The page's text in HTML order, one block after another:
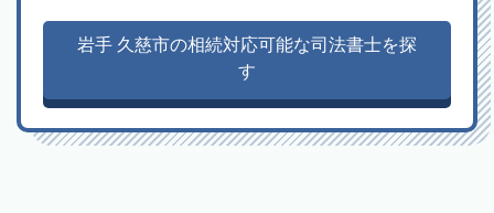
岩手 久慈市の相続対応可能な司法書士を探
す